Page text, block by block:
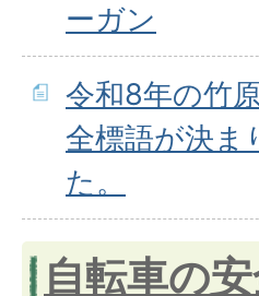
ーガン
令和8年の竹
全標語が決ま
た。
自転車の